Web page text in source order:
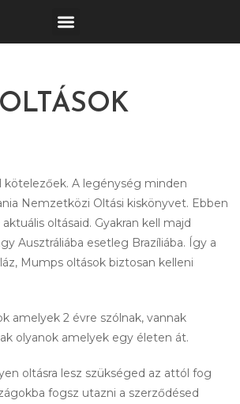
OLTÁSOK
kötelezőek. A legénység minden
Nemzetközi Oltási kiskönyvet. Ebben
oltásaid. Gyakran kell majd
Ausztráliába esetleg Brazíliába. Így a
Mumps oltások biztosan kelleni
amelyek 2 évre szólnak, vannak
olyanok amelyek egy életen át.
oltásra lesz szükséged az attól fog
fogsz utazni a szerződésed